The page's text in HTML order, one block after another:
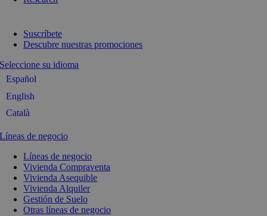
Suscríbete
Descubre nuestras promociones
Seleccione su idioma
Español
English
Català
Líneas de negocio
Líneas de negocio
Vivienda Compraventa
Vivienda Asequible
Vivienda Alquiler
Gestión de Suelo
Otras líneas de negocio